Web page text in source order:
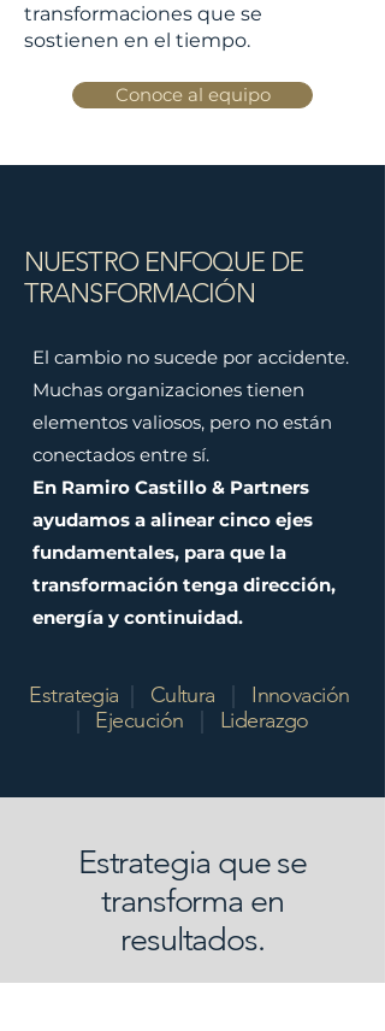
transformaciones que se
sostienen en el tiempo.
Conoce al equipo
NUESTRO ENFOQUE DE
TRANSFORMACIÓN
El cambio no sucede por accidente.
Muchas organizaciones tienen
elementos valiosos, pero no están
conectados entre sí.
En Ramiro Castillo & Partners
ayudamos a alinear cinco ejes
fundamentales, para que la
transformación tenga dirección,
energía y continuidad.
Estrategia Cultura
Innovación
Ejecución Liderazgo
Estrategia que se
transforma en
resultados.